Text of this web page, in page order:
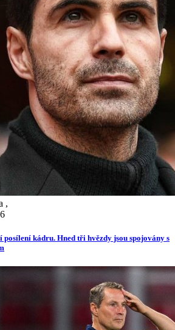
,
kádru. Hned tři hvězdy jsou spojovány s